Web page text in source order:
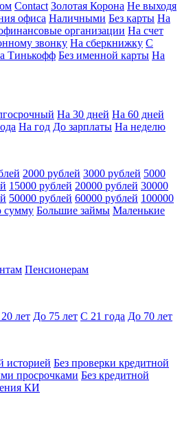
Contact Золотая Корона Не выходя
офиса Наличными Без карты На
организации На счет
звонку На сберкнижку С
Тинькофф Без именной карты На
На 30 дней На 60 дней
На год До зарплаты На неделю
2000 рублей 3000 рублей 5000
15000 рублей 20000 рублей 30000
50000 рублей 60000 рублей 100000
сумму Большие займы Маленькие
Пенсионерам
лет До 75 лет С 21 года До 70 лет
историей Без проверки кредитной
просрочками Без кредитной
КИ